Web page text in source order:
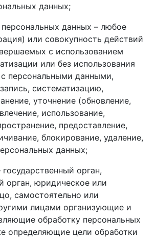
данных;
данных – любое
или совокупность действий
с использованием
или без использования
персональными данными,
систематизацию,
уточнение (обновление,
использование,
предоставление,
блокирование, удаление,
данных;
орган,
орган, юридическое или
самостоятельно или
лицами организующие и
обработку персональных
определяющие цели обработки